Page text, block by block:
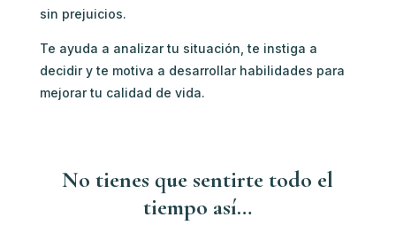
sin prejuicios.
Te ayuda a analizar tu situación, te instiga a
decidir y te motiva a desarrollar habilidades para
mejorar tu calidad de vida.
No tienes que sentirte todo el
tiempo así…